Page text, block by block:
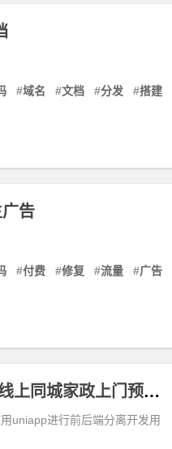
#域名 #文档 #分发 #搭建
告
#付费 #修复 #流量 #广告
仿东郊到家同城预约推拿技师小程序源码线上同城家政上门预约足浴小程序
uniapp进行前后端分离开发用